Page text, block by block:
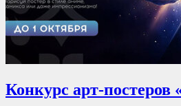
Конкурс арт-постеров